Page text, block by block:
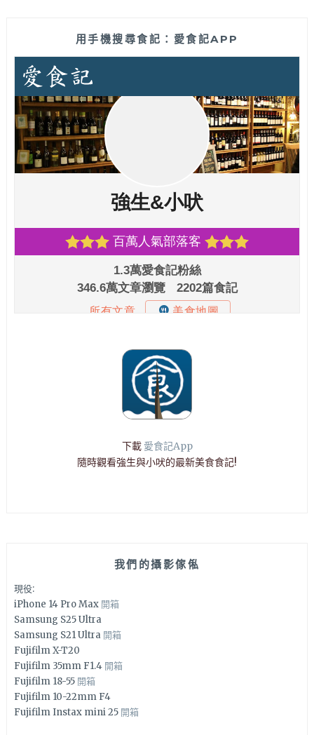
用手機搜尋食記：愛食記APP
下載 愛食記App
隨時觀看強生與小吠的最新美食食記!
我們的攝影傢俬
現役:
iPhone 14 Pro Max 開箱
Samsung S25 Ultra
Samsung S21 Ultra 開箱
Fujifilm X-T20
Fujifilm 35mm F1.4 開箱
Fujifilm 18-55 開箱
Fujifilm 10-22mm F4
Fujifilm Instax mini 25 開箱